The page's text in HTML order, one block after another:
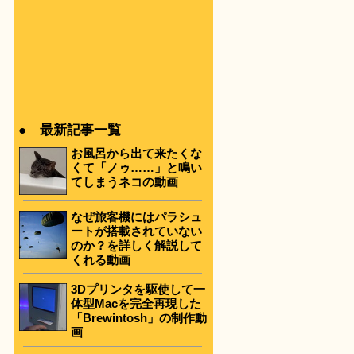
● 最新記事一覧
お風呂から出て来たくな
くて「ノゥ……」と鳴い
てしまうネコの動画
なぜ旅客機にはパラシュ
ートが搭載されていない
のか？を詳しく解説して
くれる動画
3Dプリンタを駆使して一
体型Macを完全再現した
「Brewintosh」の制作動
画